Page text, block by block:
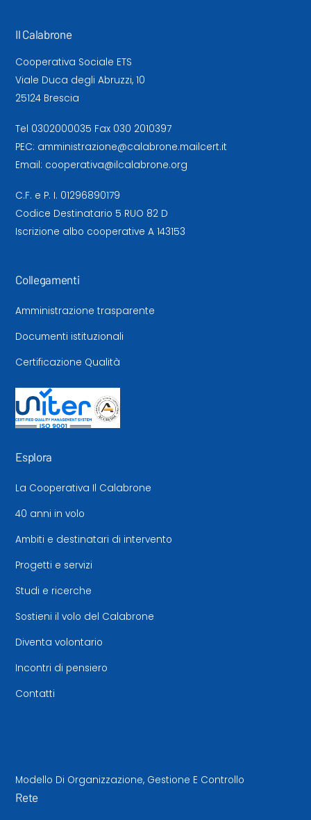
Il Calabrone
Cooperativa Sociale ETS
Viale Duca degli Abruzzi, 10
25124 Brescia
Tel 0302000035 Fax 030 2010397
PEC: amministrazione@calabrone.mailcert.it
Email: cooperativa@ilcalabrone.org
C.F. e P. I. 01296890179
Codice Destinatario 5 RUO 82 D
Iscrizione albo cooperative A 143153
Collegamenti
Amministrazione trasparente
Documenti istituzionali
Certificazione Qualità
Esplora
La Cooperativa Il Calabrone
40 anni in volo
Ambiti e destinatari di intervento
Progetti e servizi
Studi e ricerche
Sostieni il volo del Calabrone
Diventa volontario
Incontri di pensiero
Contatti
Modello Di Organizzazione, Gestione E Controllo
Rete